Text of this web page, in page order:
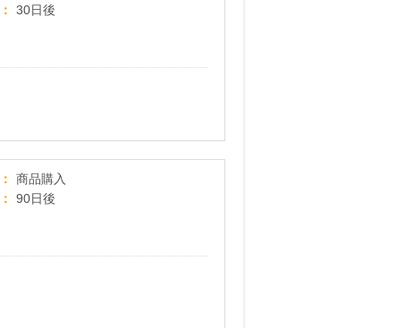
30日後
商品購入
90日後